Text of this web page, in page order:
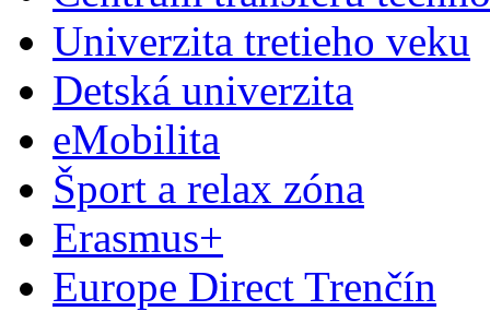
Univerzita tretieho veku
Detská univerzita
eMobilita
Šport a relax zóna
Erasmus+
Europe Direct Trenčín